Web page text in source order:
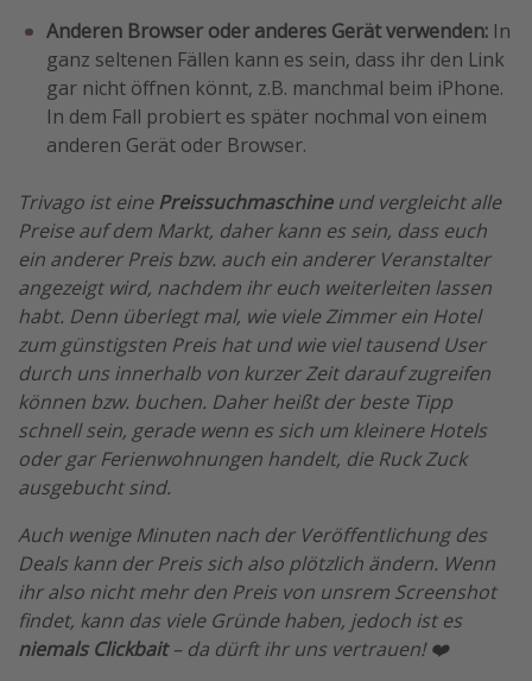
Anderen Browser oder anderes Gerät verwenden: In
ganz seltenen Fällen kann es sein, dass ihr den Link
gar nicht öffnen könnt, z.B. manchmal beim iPhone.
In dem Fall probiert es später nochmal von einem
anderen Gerät oder Browser.
Trivago ist einePreissuchmaschineund vergleicht alle
Preise auf dem Markt, daher kann es sein, dass euch
ein anderer Preis bzw. auch ein anderer Veranstalter
angezeigt wird, nachdem ihr euch weiterleiten lassen
habt. Denn überlegt mal, wie viele Zimmer ein Hotel
zum günstigsten Preis hat und wie viel tausend User
durch uns innerhalb von kurzer Zeit darauf zugreifen
können bzw. buchen. Daher heißt der beste Tipp
schnell sein, gerade wenn es sich um kleinere Hotels
oder gar Ferienwohnungen handelt, die Ruck Zuck
ausgebucht sind.
Auch wenige Minuten nach der Veröffentlichung des
Deals kann der Preis sich also plötzlich ändern. Wenn
ihr also nicht mehr den Preis von unsrem Screenshot
findet, kann das viele Gründe haben, jedoch ist es
niemals Clickbait– da dürft ihr uns vertrauen! ❤️